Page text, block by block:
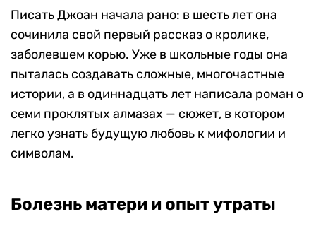
Писать Джоан начала рано: в шесть лет она
сочинила свой первый рассказ о кролике,
заболевшем корью. Уже в школьные годы она
пыталась создавать сложные, многочастные
истории, а в одиннадцать лет написала роман о
семи проклятых алмазах — сюжет, в котором
легко узнать будущую любовь к мифологии и
символам.
Болезнь матери и опыт утраты